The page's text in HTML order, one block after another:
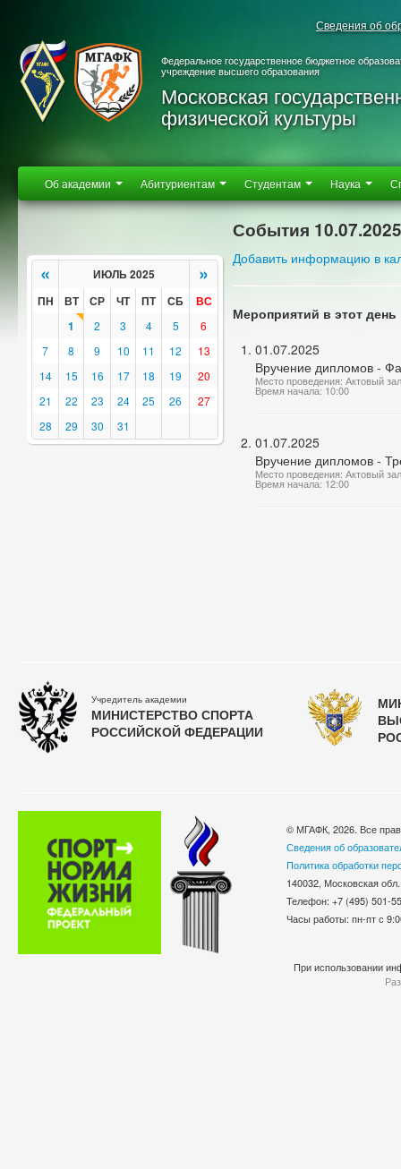
Сведения об
Федеральное государственное бюджетное
учреждение высшего образования
Московская
физической культуры
Об академии Абитуриентам Студентам Наука
« ИЮЛЬ 2025 »
ПН ВТ СР ЧТ ПТ СБ
ВС
1
2 3 4 5
6
7
8 9 10 11 12
13
14
15 16 17 18 19
20
21
22 23 24 25 26
27
28
29 30 31
События 10.07.2025
Добавить информацию в
Мероприятий в этот день
01.07.2025
Вручение дипломов -
Место проведения: Актовый
Время начала: 10:00
01.07.2025
Вручение дипломов -
Место проведения: Актовый
Время начала: 12:00
Учредитель академии
МИНИСТЕРСТВО СПОРТА
РОССИЙСКОЙ ФЕДЕРАЦИИ
© МГАФК, 2026. Все
Сведения об
Политика обработки
140032, Московская
Телефон: +7 (495)
Часы работы: пн-пт с
При использовании